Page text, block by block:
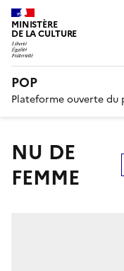
MINISTÈRE
DE LA CULTURE
POP
Plateforme ouverte du
NU DE
FEMME